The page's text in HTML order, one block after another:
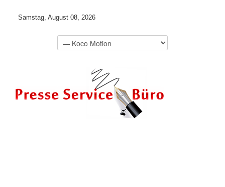
Samstag, August 08, 2026